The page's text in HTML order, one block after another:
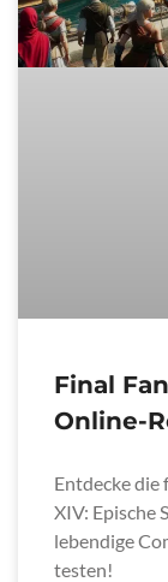
Final
Online-
Entdecke die
XIV: Epische
lebendige
testen!